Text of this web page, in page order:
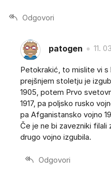
Odgovori
patogen 11.
Petokrakić, to mislite vi
prejšnjem stoletju je
1905, potem Prvo
1917, pa poljsko rusko
pa Afganistansko vojno
Če je ne bi zavezniki filali
drugo vojno izgubila.
Odgovori